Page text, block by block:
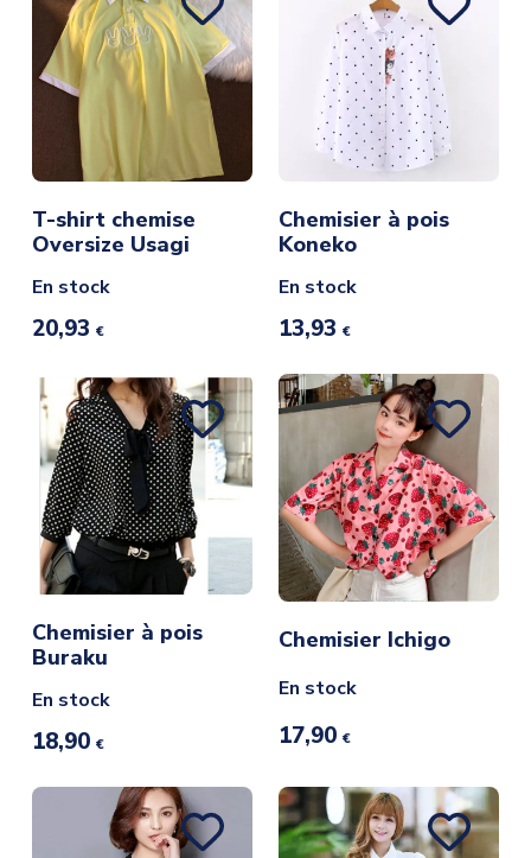
T-shirt chemise
Oversize Usagi
En stock
20,93 €
Chemisier à pois
Koneko
En stock
13,93 €
Chemisier à pois
Buraku
En stock
18,90 €
Chemisier Ichigo
En stock
17,90 €